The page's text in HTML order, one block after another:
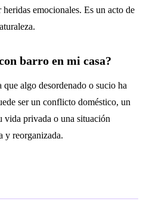
emocionales. Es un acto de
barro en mi casa?
algo desordenado o sucio ha
ser un conflicto doméstico, un
vida privada o una situación
y reorganizada.